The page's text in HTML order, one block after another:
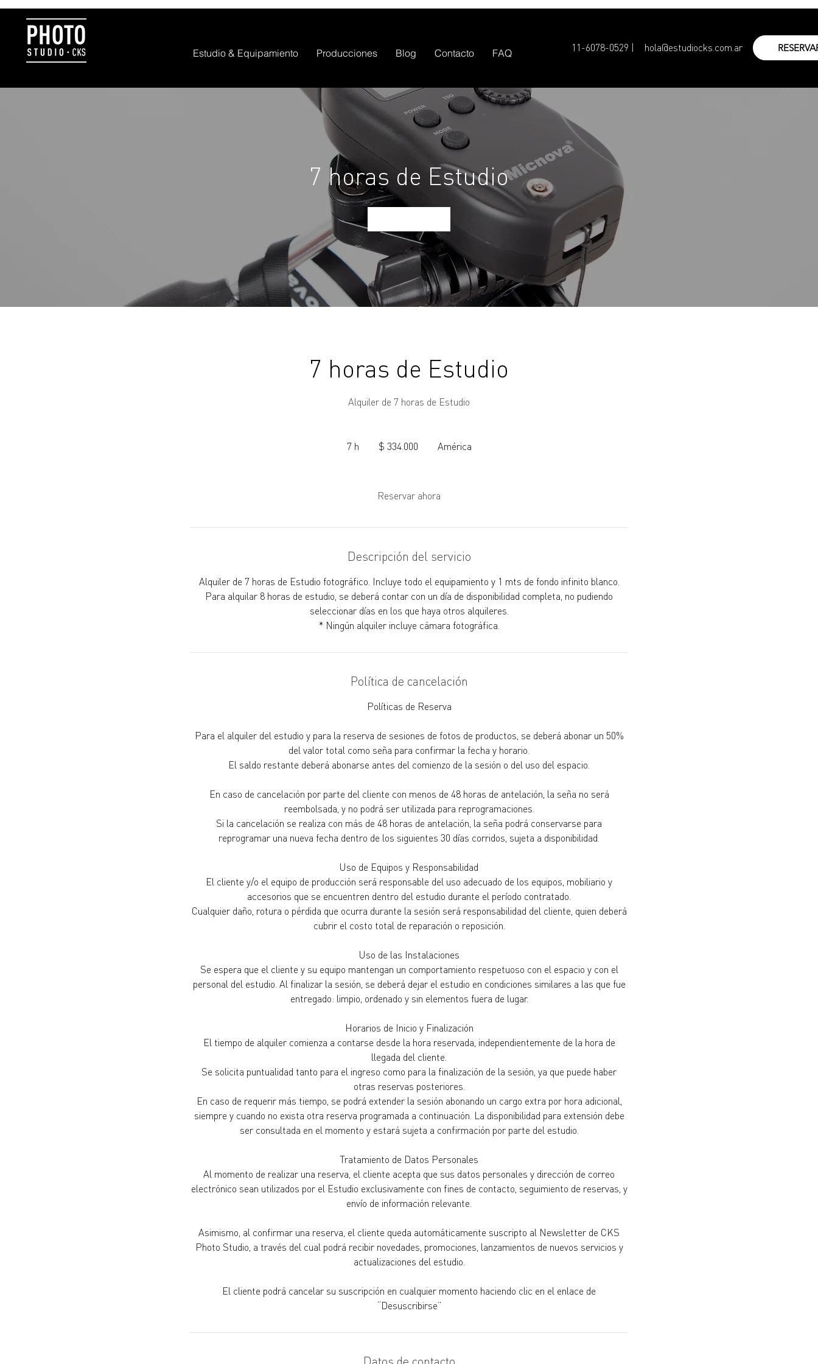
Estudio & Equipamiento Producciones Blog Contacto FAQ 11-6078-0529 | hola@estudiocks.com.ar
7 horas de Estudio
7 horas de Estudio
Alquiler de 7 horas de Estudio
7 h
argentinos
$ 334.000 América
Reservar ahora
Descripción del servicio
Alquiler de 7 horas de Estudio fotográfico. Incluye todo el equipamiento y 1 mts de fondo infinito blanco.
Para alquilar 8 horas de estudio, se deberá contar con un día de disponibilidad completa, no pudiendo
seleccionar días en los que haya otros alquileres.
* Ningún alquiler incluye cámara fotográfica.
Política de cancelación
Políticas de Reserva
Para el alquiler del estudio y para la reserva de sesiones de fotos de productos, se deberá abonar un 50%
del valor total como seña para confirmar la fecha y horario.
El saldo restante deberá abonarse antes del comienzo de la sesión o del uso del espacio.
En caso de cancelación por parte del cliente con menos de 48 horas de antelación, la seña no será
reembolsada, y no podrá ser utilizada para reprogramaciones.
Si la cancelación se realiza con más de 48 horas de antelación, la seña podrá conservarse para
reprogramar una nueva fecha dentro de los siguientes 30 días corridos, sujeta a disponibilidad.
Uso de Equipos y Responsabilidad
El cliente y/o el equipo de producción será responsable del uso adecuado de los equipos, mobiliario y
accesorios que se encuentren dentro del estudio durante el período contratado.
Cualquier daño, rotura o pérdida que ocurra durante la sesión será responsabilidad del cliente, quien deberá
cubrir el costo total de reparación o reposición.
Uso de las Instalaciones
Se espera que el cliente y su equipo mantengan un comportamiento respetuoso con el espacio y con el
personal del estudio. Al finalizar la sesión, se deberá dejar el estudio en condiciones similares a las que fue
entregado: limpio, ordenado y sin elementos fuera de lugar.
Horarios de Inicio y Finalización
El tiempo de alquiler comienza a contarse desde la hora reservada, independientemente de la hora de
llegada del cliente.
Se solicita puntualidad tanto para el ingreso como para la finalización de la sesión, ya que puede haber
otras reservas posteriores.
En caso de requerir más tiempo, se podrá extender la sesión abonando un cargo extra por hora adicional,
siempre y cuando no exista otra reserva programada a continuación. La disponibilidad para extensión debe
ser consultada en el momento y estará sujeta a confirmación por parte del estudio.
Tratamiento de Datos Personales
Al momento de realizar una reserva, el cliente acepta que sus datos personales y dirección de correo
electrónico sean utilizados por el Estudio exclusivamente con fines de contacto, seguimiento de reservas, y
envío de información relevante.
Asimismo, al confirmar una reserva, el cliente queda automáticamente suscripto al Newsletter de CKS
Photo Studio, a través del cual podrá recibir novedades, promociones, lanzamientos de nuevos servicios y
actualizaciones del estudio.
El cliente podrá cancelar su suscripción en cualquier momento haciendo clic en el enlace de
“Desuscribirse”